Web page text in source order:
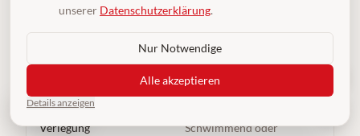
Verlegung Schwimmend oder
4,5 (250)
unserer Datenschutzerklärung.
Details anzeigen
Nur Notwendige
Alle akzeptieren